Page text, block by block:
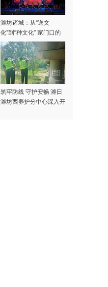
潍坊诸城：从“送文
化”到“种文化” 家门口的
文化盛宴点亮城市之夜
筑牢防线 守护安畅 潍日
潍坊西养护分中心深入开